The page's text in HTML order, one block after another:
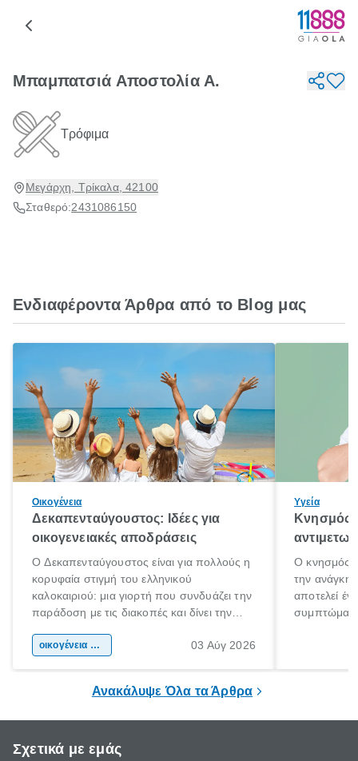
Μπαμπατσιά Αποστολία Α.
Τρόφιμα
Μεγάρχη, Τρίκαλα, 42100
Σταθερό:2431086150
Ενδιαφέροντα Άρθρα από το Blog μας
Οικογένεια
Δεκαπενταύγουστος: Ιδέες για
οικογενειακές αποδράσεις
Ο Δεκαπενταύγουστος είναι για πολλούς η
κορυφαία στιγμή του ελληνικού
καλοκαιριού: μια γιορτή που συνδυάζει την
παράδοση με τις διακοπές και δίνει την
χώρας. Είτε πρόκειται για λίγες μέρες
οικογένεια & παιδί 03 Αύγ 2026
Υγεία
Κνησμός:
Ο κνησμός
την ανάγκη
αποτελεί
Ανακάλυψε Όλα τα Άρθρα
Σχετικά με εμάς